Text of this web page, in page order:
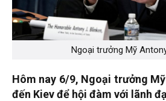
Ngoại trưởng Mỹ
Hôm nay 6/9, Ngoại trưởng
đến Kiev để hội đàm với lãnh